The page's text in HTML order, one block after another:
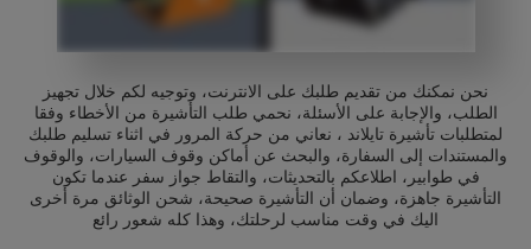
نحن نمكنك من تقديم طلبك على الانترنت، وتوجيه لكم خلال تجهيز
الطلب، والإجابة على الأسئلة، نحمي طلب التأشيرة من الأخطاء وفقا
لمتطلبات تأشيرة تايلاند ، نعاني من حركة المرور في اثناء تسليم طلبك
والمستندات إلى السفارة، والبحث عن أماكن وقوف السيارات، والوقوف
في طوابير، اطلاعكم بالتحديثات، والتقاط جواز سفر عندما تكون
التأشيرة جاهزة، وضمان أن التأشيرة صحيحة، شحن الوثائق مرة أخرى
اليك في وقت مناسب لرحلتك، وهذا كله شعور رائع